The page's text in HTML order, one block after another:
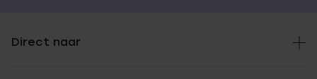
Direct naar